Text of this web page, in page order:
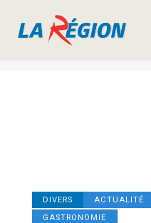
DIVERS ACTUALITÉ
GASTRONOMIE